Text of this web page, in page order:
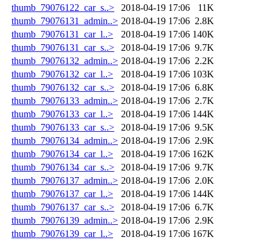
thumb_79076122_car_s..>
2018-04-19 17:06
11K
thumb_79076131_admin..> 2018-04-19 17:06 2.8K
thumb_79076131_car_l..>
2018-04-19 17:06 140K
thumb_79076131_car_s..>
2018-04-19 17:06 9.7K
thumb_79076132_admin..> 2018-04-19 17:06 2.2K
thumb_79076132_car_l..>
2018-04-19 17:06 103K
thumb_79076132_car_s..>
2018-04-19 17:06 6.8K
thumb_79076133_admin..> 2018-04-19 17:06 2.7K
thumb_79076133_car_l..>
2018-04-19 17:06 144K
thumb_79076133_car_s..>
2018-04-19 17:06 9.5K
thumb_79076134_admin..> 2018-04-19 17:06 2.9K
thumb_79076134_car_l..>
2018-04-19 17:06 162K
thumb_79076134_car_s..>
2018-04-19 17:06 9.7K
thumb_79076137_admin..> 2018-04-19 17:06 2.0K
thumb_79076137_car_l..>
2018-04-19 17:06 144K
thumb_79076137_car_s..>
2018-04-19 17:06 6.7K
thumb_79076139_admin..> 2018-04-19 17:06 2.9K
thumb_79076139_car_l..>
2018-04-19 17:06 167K